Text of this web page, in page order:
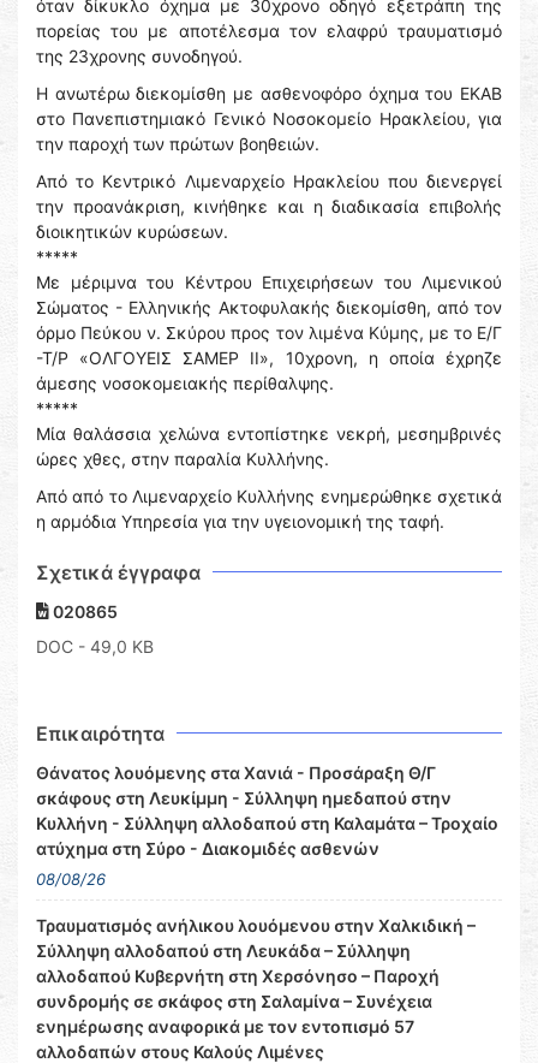
όταν δίκυκλο όχημα με 30χρονο οδηγό εξετράπη της
πορείας του με αποτέλεσμα τον ελαφρύ τραυματισμό
της 23χρονης συνοδηγού.
Η ανωτέρω διεκομίσθη με ασθενοφόρο όχημα του ΕΚΑΒ
στο Πανεπιστημιακό Γενικό Νοσοκομείο Ηρακλείου, για
την παροχή των πρώτων βοηθειών.
Από το Κεντρικό Λιμεναρχείο Ηρακλείου που διενεργεί
την προανάκριση, κινήθηκε και η διαδικασία επιβολής
διοικητικών κυρώσεων.
*****
Με μέριμνα του Κέντρου Επιχειρήσεων του Λιμενικού
Σώματος - Ελληνικής Ακτοφυλακής διεκομίσθη, από τον
όρμο Πεύκου ν. Σκύρου προς τον λιμένα Κύμης, με το Ε/Γ
-Τ/Ρ «ΟΛΓΟΥΕΙΣ ΣΑΜΕΡ ΙΙ», 10χρονη, η οποία έχρηζε
άμεσης νοσοκομειακής περίθαλψης.
*****
Μία θαλάσσια χελώνα εντοπίστηκε νεκρή, μεσημβρινές
ώρες χθες, στην παραλία Κυλλήνης.
Από από το Λιμεναρχείο Κυλλήνης ενημερώθηκε σχετικά
η αρμόδια Υπηρεσία για την υγειονομική της ταφή.
Σχετικά έγγραφα
020865
DOC - 49,0 KB
Επικαιρότητα
Θάνατος λουόμενης στα Χανιά - Προσάραξη Θ/Γ
σκάφους στη Λευκίμμη - Σύλληψη ημεδαπού στην
Κυλλήνη - Σύλληψη αλλοδαπού στη Καλαμάτα – Τροχαίο
ατύχημα στη Σύρο - Διακομιδές ασθενών
08/08/26
Τραυματισμός ανήλικου λουόμενου στην Χαλκιδική –
Σύλληψη αλλοδαπού στη Λευκάδα – Σύλληψη
αλλοδαπού Κυβερνήτη στη Χερσόνησο – Παροχή
συνδρομής σε σκάφος στη Σαλαμίνα – Συνέχεια
ενημέρωσης αναφορικά με τον εντοπισμό 57
αλλοδαπών στους Καλούς Λιμένες